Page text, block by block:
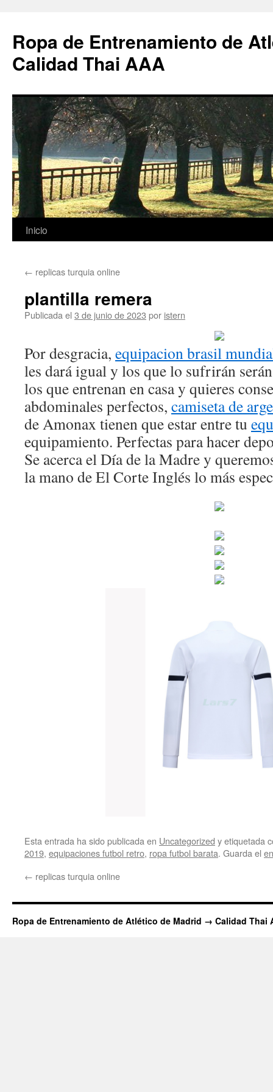
Ropa de Entrenamiento de
Calidad Thai AAA
Saltar
contenido
Inicio
← replicas turquia online
plantilla remera
Publicada el 3 de junio de 2023 por istern
Por desgracia, equipacion brasil
les dará igual y los que lo sufrirán
los que entrenan en casa y quieres
abdominales perfectos, camiseta de
de Amonax tienen que estar entre tu
equipamiento. Perfectas para hacer
Se acerca el Día de la Madre y
la mano de El Corte Inglés lo más
Esta entrada ha sido publicada en Uncategorized y etiquetada
2019, equipaciones futbol retro, ropa futbol barata. Guarda el
← replicas turquia online
Ropa de Entrenamiento de Atlético de Madrid → Calidad Thai